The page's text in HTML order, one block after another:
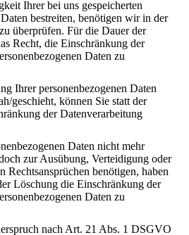
Ihrer bei uns gespeicherten
bestreiten, benötigen wir in der
überprüfen. Für die Dauer der
Recht, die Einschränkung der
Daten zu
Ihrer personenbezogenen Daten
geschieht, können Sie statt der
der Datenverarbeitung
Daten nicht mehr
zur Ausübung, Verteidigung oder
Rechtsansprüchen benötigen, haben
Löschung die Einschränkung der
Daten zu
nach Art. 21 Abs. 1 DSGVO